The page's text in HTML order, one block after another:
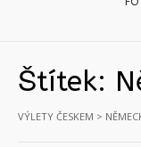
Štítek:
VÝLETY ČESKEM >